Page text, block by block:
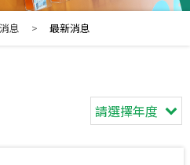
息 > 最新消息
請選擇年度